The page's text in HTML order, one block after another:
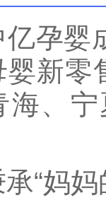
婴成
婴新零
海、
妈妈